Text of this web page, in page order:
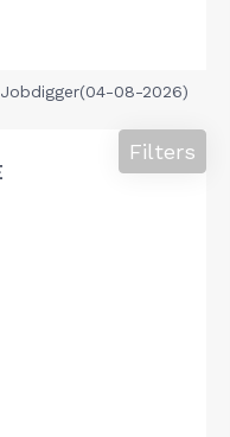
08-2026)
Filters